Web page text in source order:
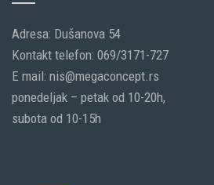
Adresa: Dušanova 54
Kontakt telefon: 069/3171-727
E mail: nis@megaconcept.rs
ponedeljak – petak od 10-20h,
subota od 10-15h